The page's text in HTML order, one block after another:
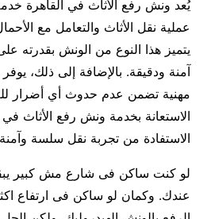
يُعد ونش رفع الأثاث في القاهرة
عملية نقل الأثاث والتعامل مع
يتميز هذا النوع من الونش بقدرته
آمنة ودقيقة. بالإضافة إلى ذلك،
مهنية تضمن عدم حدوث أي أضرار
الاستعانة بخدمة ونش رفع الأثاث في
الاستفادة من تجربة نقل سلسة
لو كنت ساكن فى شارع مش كبير